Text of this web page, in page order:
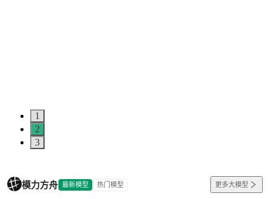
1
2
3
模力方舟 最新模型 热门模型 更多大模型